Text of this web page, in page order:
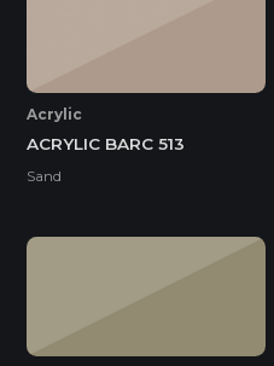
Acrylic
ACRYLIC BARC 513
Sand